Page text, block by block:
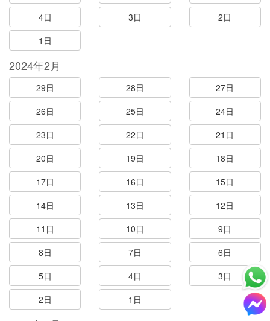
4日
3日
2日
1日
2024年2月
29日 28日
27日
26日
25日
24日
23日
22日
21日
20日
19日
18日
17日
16日
15日
14日
13日
12日
11日
10日
9日
8日
7日
6日
5日
4日
3日
2日
1日